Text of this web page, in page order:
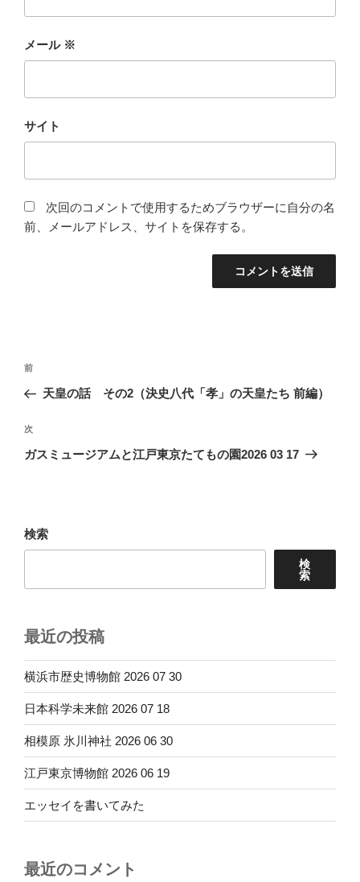
メール ※
サイト
次回のコメントで使用するためブラウザーに自分の名
前、メールアドレス、サイトを保存する。
投
ナ
ビ
ゲ
ン
前
の
稿
前
天皇の話 その2（決史八代「孝」の天皇たち 前編）
次
の
次
ガスミュージアムと江戸東京たてもの園2026 03 17
検索
検
索
最近の投稿
横浜市歴史博物館 2026 07 30
日本科学未来館 2026 07 18
相模原 氷川神社 2026 06 30
江戸東京博物館 2026 06 19
エッセイを書いてみた
最近のコメント